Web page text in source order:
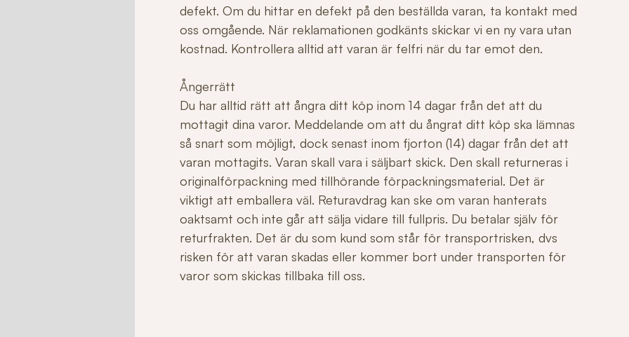
defekt. Om du hittar en defekt på den beställda varan, ta kontakt med
oss omgående. När reklamationen godkänts skickar vi en ny vara utan
kostnad. Kontrollera alltid att varan är felfri när du tar emot den.
Ångerrätt
Du har alltid rätt att ångra ditt köp inom 14 dagar från det att du
mottagit dina varor. Meddelande om att du ångrat ditt köp ska lämnas
så snart som möjligt, dock senast inom fjorton (14) dagar från det att
varan mottagits. Varan skall vara i säljbart skick. Den skall returneras i
originalförpackning med tillhörande förpackningsmaterial. Det är
viktigt att emballera väl. Returavdrag kan ske om varan hanterats
oaktsamt och inte går att sälja vidare till fullpris. Du betalar själv för
returfrakten. Det är du som kund som står för transportrisken, dvs
risken för att varan skadas eller kommer bort under transporten för
varor som skickas tillbaka till oss.